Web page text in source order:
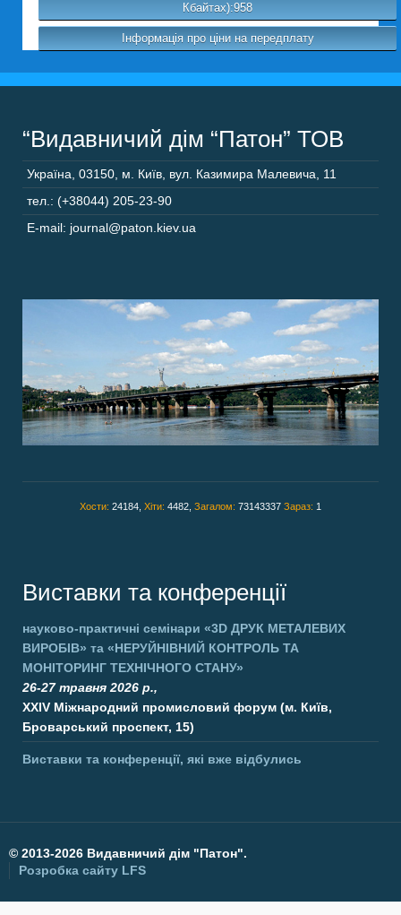
Кбайтах):958
Інформація про ціни на передплату
“Видавничий дім “Патон” ТОВ
Україна, 03150, м. Київ, вул. Казимира Малевича, 11
тел.: (+38044) 205-23-90
E-mail: journal@paton.kiev.ua
Хости: 24184, Хіти: 4482, Загалом: 73143337 Зараз: 1
Виставки та конференції
науково-практичні семінари «3D ДРУК МЕТАЛЕВИХ
ВИРОБІВ» та «НЕРУЙНІВНИЙ КОНТРОЛЬ ТА
МОНІТОРИНГ ТЕХНІЧНОГО СТАНУ»
26-27 травня 2026 р.,
XXIV Міжнародний промисловий форум (м. Київ,
Броварський проспект, 15)
Виставки та конференції, які вже відбулись
© 2013-2026 Видавничий дім "Патон".
Розробка сайту LFS